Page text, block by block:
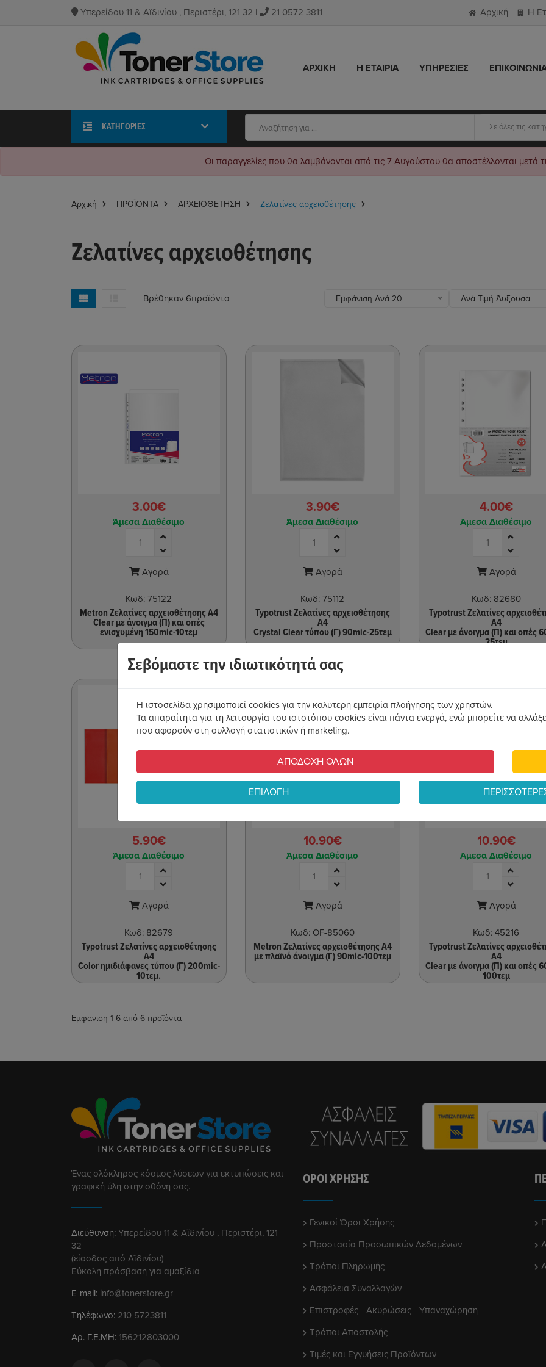
Υπερείδου 11 & Αϊδινίου , Περιστέρι, 121 32 | 21 0572 3811 Αρχική Η
ΑΡΧΙΚΗ Η ΕΤΑΙΡΙΑ ΥΠΗΡΕΣΙΕΣ
ΚΑΤΗΓΟΡΊΕΣ Σε όλες τις
Οι παραγγελίες που θα λαμβάνονται από τις 7 Αυγούστου θα αποστέλλονται μετά
Αρχική ΠΡΟΪΟΝΤΑ ΑΡΧΕΙΟΘΕΤΗΣΗ Ζελατίνες αρχειοθέτησης
Ζελατίνες αρχειοθέτησης
Βρέθηκαν 6προϊόντα Εμφάνιση Ανά 20 Ανά Τιμή Άυξουσα
3.00€
Άμεσα Διαθέσιμο
Αγορά
Κωδ:75122
Metron Ζελατίνες αρχειοθέτησης Α4
Clear με άνοιγμα (Π) και οπές
ενισχυμένη 150mic-10τεμ
3.90€
Άμεσα Διαθέσιμο
Αγορά
Κωδ:75112
Typotrust Ζελατίνες αρχειοθέτησης
Α4
Crystal Clear τύπου (Γ) 90mic-25τεμ
4.00€
Άμεσα Διαθέσιμο
Αγορά
Κωδ: 82680
Typotrust Ζελατίνες
Α4
Clear με άνοιγμα (Π) και οπές
25τεμ
5.90€
Άμεσα Διαθέσιμο
Αγορά
Κωδ: 82679
Typotrust Ζελατίνες αρχειοθέτησης
A4
Color ημιδιάφανες τύπου (Γ) 200mic-
10τεμ.
10.90€
Άμεσα Διαθέσιμο
Αγορά
Κωδ: OF-85060
Metron Ζελατίνες αρχειοθέτησης Α4
με πλαϊνό άνοιγμα (Γ) 90mic-100τεμ
10.90€
Άμεσα Διαθέσιμο
Αγορά
Κωδ:45216
Typotrust Ζελατίνες
Α4
Clear με άνοιγμα (Π) και οπές
100τεμ
Εμφανιση 1-6 από 6 προϊόντα
Ένας ολόκληρος κόσμος λύσεων για εκτυπώσεις και
γραφική ύλη στην οθόνη σας.
Διεύθυνση: Υπερείδου 11 & Αϊδινίου , Περιστέρι, 121
32
(είσοδος από Αϊδινίου)
Εύκολη πρόσβαση για αμαξίδια
E-mail: info@tonerstore.gr
Τηλέφωνο: 210 5723811
Αρ. Γ.Ε.ΜΗ: 156212803000
ΌΡΟΙ ΧΡΉΣΗΣ
Γενικοί Όροι Χρήσης
Προστασία Προσωπικών Δεδομένων
Τρόποι Πληρωμής
Ασφάλεια Συναλλαγών
Επιστροφές - Ακυρώσεις - Υπαναχώρηση
Τρόποι Αποστολής
Τιμές και Εγγυήσεις Προϊόντων
Σεβόμαστε την ιδιωτικότητά σας
Η ιστοσελίδα χρησιμοποιεί cookies για την καλύτερη εμπειρία πλοήγησης των χρηστών.
Τα απαραίτητα για τη λειτουργία του ιστοτόπου cookies είναι πάντα ενεργά, ενώ μπορείτε να
που αφορούν στη συλλογή στατιστικών ή marketing.
ΑΠΟΔΟΧΗ ΟΛΩΝ
ΕΠΙΛΟΓΗ